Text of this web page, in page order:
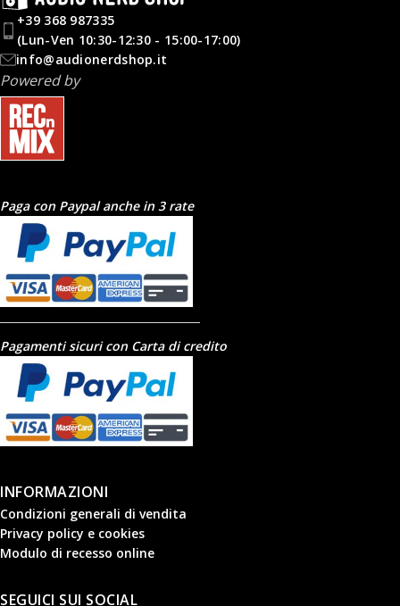
+39 368 987335
(Lun-Ven 10:30-12:30 - 15:00-17:00)
info@audionerdshop.it
Powered by
Paga con Paypal anche in 3 rate
Pagamenti sicuri con Carta di credito
INFORMAZIONI
Condizioni generali di vendita
Privacy policy e cookies
Modulo di recesso online
SEGUICI SUI SOCIAL